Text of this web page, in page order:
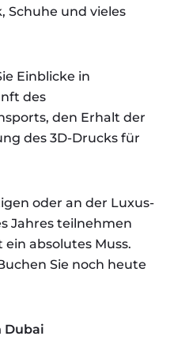
Schuhe und vieles
Einblicke in
des
den Erhalt der
des 3D-Drucks für
oder an der Luxus-
Jahres teilnehmen
ein absolutes Muss.
Sie noch heute
Dubai